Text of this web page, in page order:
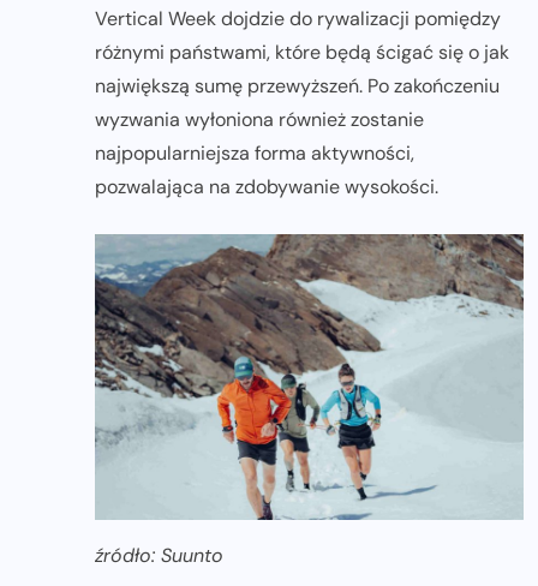
Vertical Week dojdzie do rywalizacji pomiędzy
różnymi państwami, które będą ścigać się o jak
największą sumę przewyższeń. Po zakończeniu
wyzwania wyłoniona również zostanie
najpopularniejsza forma aktywności,
pozwalająca na zdobywanie wysokości.
źródło: Suunto